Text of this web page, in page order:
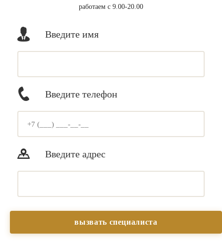
работаем с 9.00-20.00
Введите имя
Введите телефон
Введите адрес